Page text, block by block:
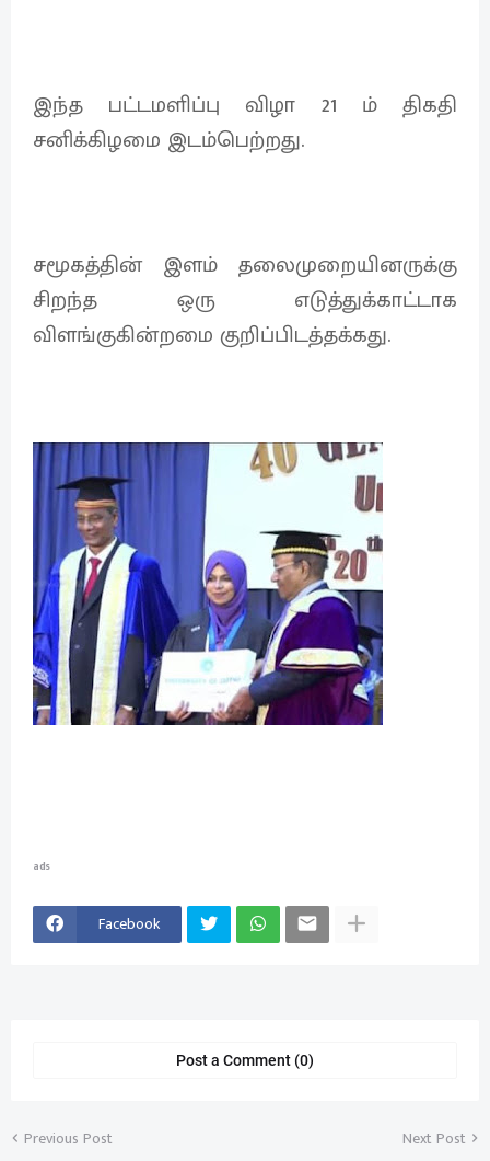
இந்த பட்டமளிப்பு விழா 21 ம் திகதி
சனிக்கிழமை இடம்பெற்றது.
சமூகத்தின் இளம் தலைமுறையினருக்கு
சிறந்த ஒரு எடுத்துக்காட்டாக
விளங்குகின்றமை குறிப்பிடத்தக்கது.
ads
Facebook
Post a Comment (0)
Previous Post Next Post